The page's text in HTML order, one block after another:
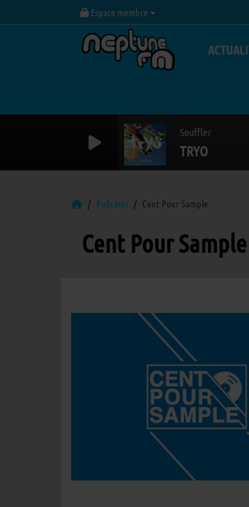
Espace membre
Souffler
TRYO
Podcasts Cent Pour Sample
Cent Pour Sample